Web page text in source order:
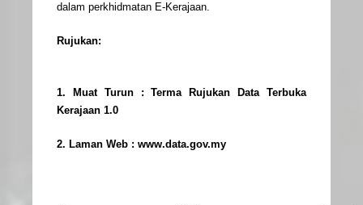
dalam perkhidmatan E-Kerajaan.
Rujukan:
1. Muat Turun :Terma Rujukan Data Terbuka
Kerajaan 1.0
2. Laman Web : www.data.gov.my